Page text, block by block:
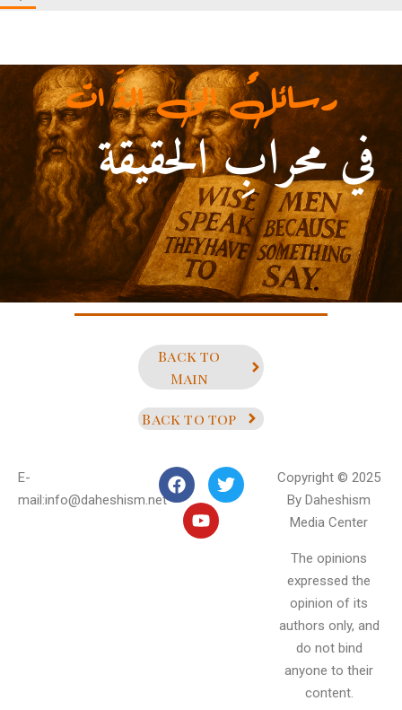
في محرابِ الحقيقة
علي بن أبي طالب)
رسائلٌ الى الذَّ ات
Back to
Main
Back to top
E-
mail:info@daheshism.net
Copyright © 2025
By Daheshism
Media Center
The opinions
expressed the
opinion of its
authors only, and
do not bind
anyone to their
content.